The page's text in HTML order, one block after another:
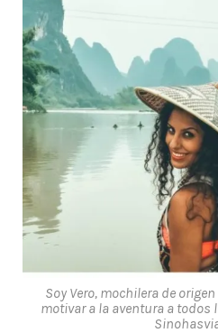
Soy Vero, mochilera de
motivar a la aventura a todos